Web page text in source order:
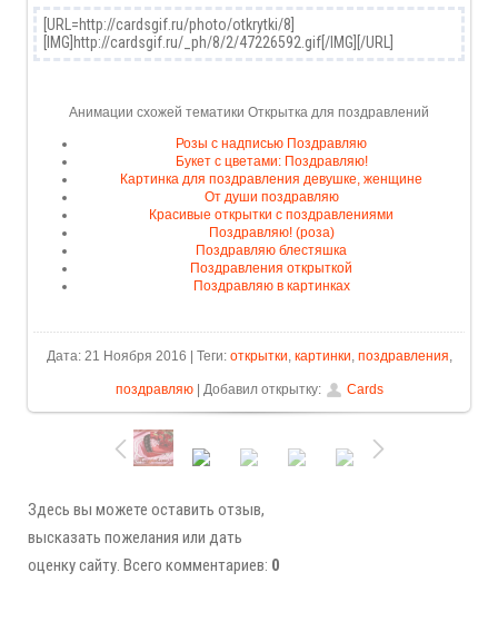
Анимации схожей тематики Открытка для поздравлений
Розы с надписью Поздравляю
Букет с цветами: Поздравляю!
Картинка для поздравления девушке, женщине
От души поздравляю
Красивые открытки с поздравлениями
Поздравляю! (роза)
Поздравляю блестяшка
Поздравления открыткой
Поздравляю в картинках
Дата: 21 Ноября 2016 | Теги: открытки, картинки, поздравления,
поздравляю| Добавил открытку: Cards
Здесь вы можете оставить отзыв,
высказать пожелания или дать
оценку сайту. Всего комментариев: 0